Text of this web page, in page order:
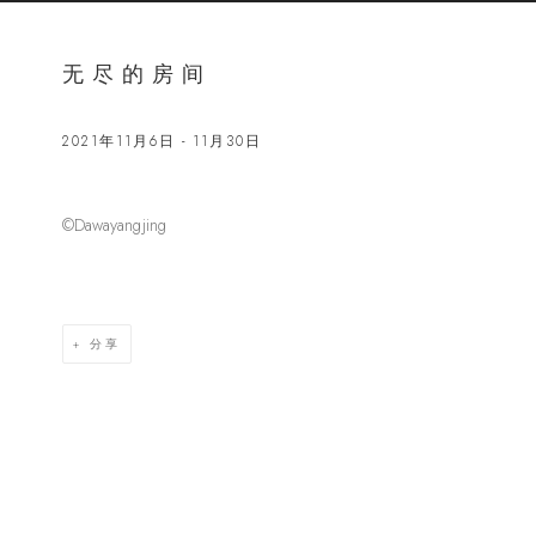
无尽的房间
2021年11月6日 - 11月30日
©Dawayangjing
分享